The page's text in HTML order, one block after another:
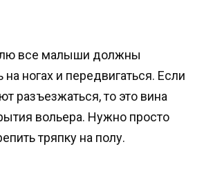
все малыши должны
на ногах и передвигаться. Если
разъезжаться, то это вина
вольера. Нужно просто
тряпку на полу.